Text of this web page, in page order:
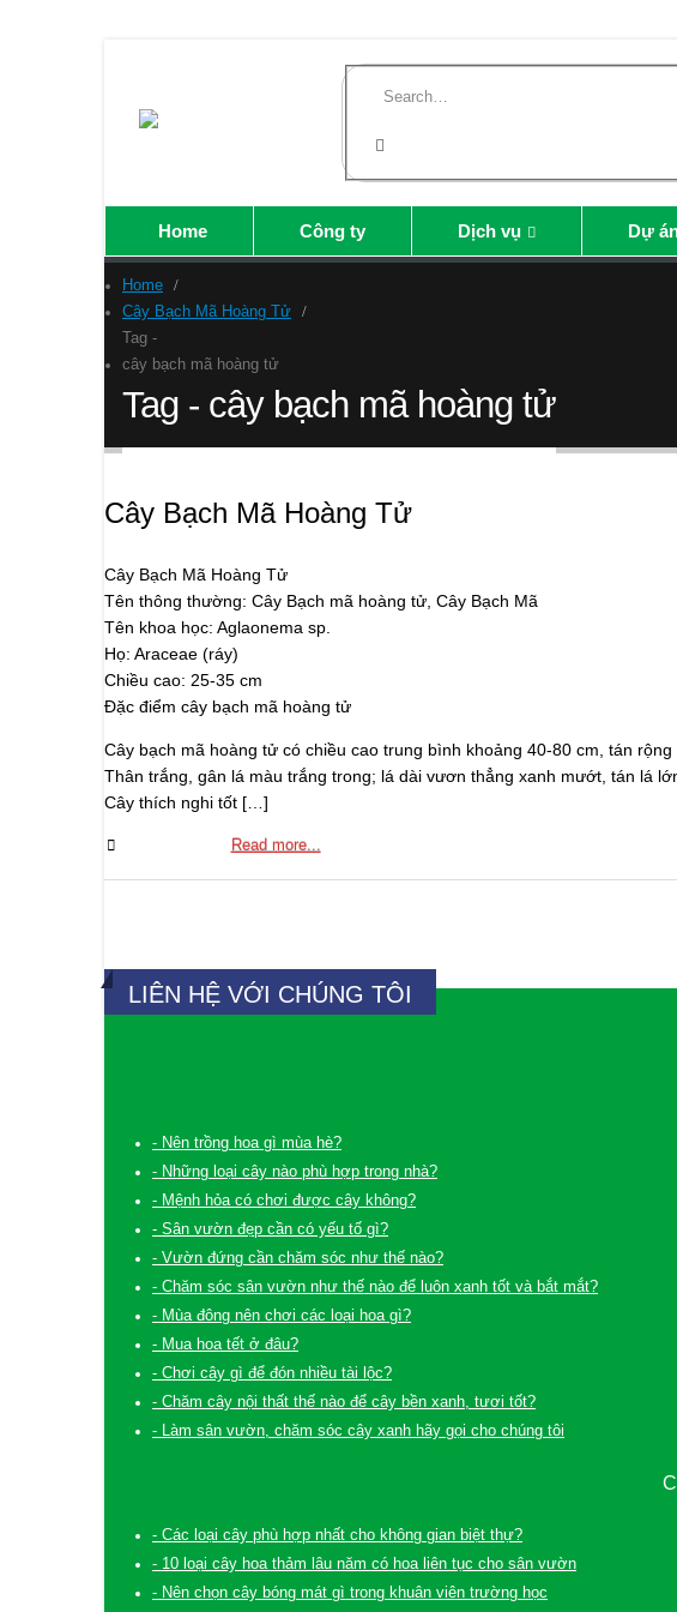
Home Công ty Dịch vụ Dự
Home
Cây Bạch Mã Hoàng Tử
Tag -
cây bạch mã hoàng tử
Tag - cây bạch mã hoàng tử
Cây Bạch Mã Hoàng Tử
Cây Bạch Mã Hoàng Tử
Tên thông thường: Cây Bạch mã hoàng tử, Cây Bạch Mã
Tên khoa học: Aglaonema sp.
Họ: Araceae (ráy)
Chiều cao: 25-35 cm
Đặc điểm cây bạch mã hoàng tử
Cây bạch mã hoàng tử có chiều cao trung bình khoảng 40-80 cm, tán
Thân trắng, gân lá màu trắng trong; lá dài vươn thẳng xanh mướt, tán lá
Cây thích nghi tốt […]
Read more...
LIÊN HỆ VỚI CHÚNG TÔI
- Nên trồng hoa gì mùa hè?
- Những loại cây nào phù hợp trong nhà?
- Mệnh hỏa có chơi được cây không?
- Sân vườn đẹp cần có yếu tố gì?
- Vườn đứng cần chăm sóc như thế nào?
- Chăm sóc sân vườn như thế nào để luôn xanh tốt và bắt mắt?
- Mùa đông nên chơi các loại hoa gì?
- Mua hoa tết ở đâu?
- Chơi cây gì để đón nhiều tài lộc?
- Chăm cây nội thất thế nào để cây bền xanh, tươi tốt?
- Làm sân vườn, chăm sóc cây xanh hãy gọi cho chúng tôi
- Các loại cây phù hợp nhất cho không gian biệt thự?
- 10 loại cây hoa thảm lâu năm có hoa liên tục cho sân vườn
- Nên chọn cây bóng mát gì trong khuân viên trường học